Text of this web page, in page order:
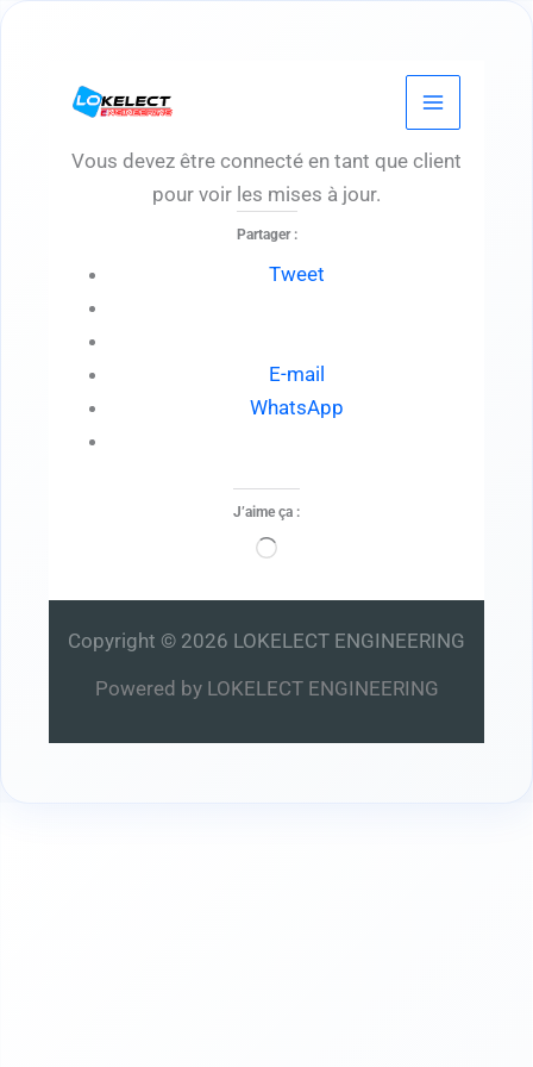
Vous devez être connecté en tant que client
pour voir les mises à jour.
Partager :
Tweet
E-mail
WhatsApp
J’aime ça :
Chargement…
Copyright © 2026 LOKELECT ENGINEERING
Powered by LOKELECT ENGINEERING